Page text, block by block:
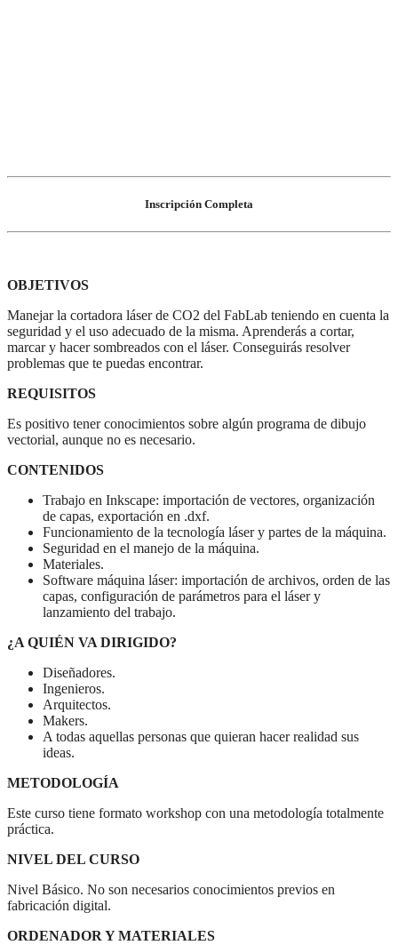
Inscripción Completa
OBJETIVOS
Manejar la cortadora láser de CO2 del FabLab teniendo en cuenta la
seguridad y el uso adecuado de la misma. Aprenderás a cortar,
marcar y hacer sombreados con el láser. Conseguirás resolver
problemas que te puedas encontrar.
REQUISITOS
Es positivo tener conocimientos sobre algún programa de dibujo
vectorial, aunque no es necesario.
CONTENIDOS
Trabajo en Inkscape: importación de vectores, organización
de capas, exportación en .dxf.
Funcionamiento de la tecnología láser y partes de la máquina.
Seguridad en el manejo de la máquina.
Materiales.
Software máquina láser: importación de archivos, orden de las
capas, configuración de parámetros para el láser y
lanzamiento del trabajo.
¿A QUIÉN VA DIRIGIDO?
Diseñadores.
Ingenieros.
Arquitectos.
Makers.
A todas aquellas personas que quieran hacer realidad sus
ideas.
METODOLOGÍA
Este curso tiene formato workshop con una metodología totalmente
práctica.
NIVEL DEL CURSO
Nivel Básico. No son necesarios conocimientos previos en
fabricación digital.
ORDENADOR Y MATERIALES